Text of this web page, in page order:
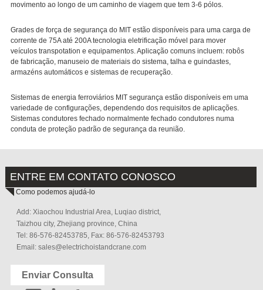
movimento ao longo de um caminho de viagem que tem 3-6 pólos.
Grades de força de segurança do MIT estão disponíveis para uma carga de
corrente de 75A até 200A tecnologia eletrificação móvel para mover
veículos transpotation e equipamentos. Aplicação comuns incluem: robôs
de fabricação, manuseio de materiais do sistema, talha e guindastes,
armazéns automáticos e sistemas de recuperação.
Sistemas de energia ferroviários MIT segurança estão disponíveis em uma
variedade de configurações, dependendo dos requisitos de aplicações.
Sistemas condutores fechado normalmente fechado condutores numa
conduta de proteção padrão de segurança da reunião.
ENTRE EM CONTATO CONOSCO
Como podemos ajudá-lo
Add: Xiaochou Industrial Area, Luqiao district,
Taizhou city, Zhejiang province, China
Tel: 86-576-82453785, Fax: 86-576-82453793
Email: sales@electrichoistandcrane.com
Enviar Consulta